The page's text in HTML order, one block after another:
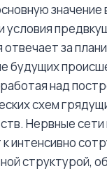
значение
условия
за
будущих
над
схем
Нервные сети
интенсивно
структурой,